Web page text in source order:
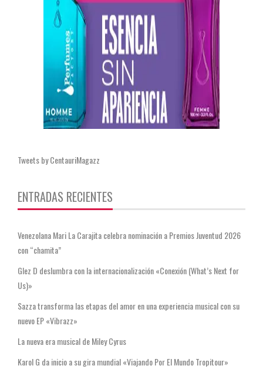
Tweets by CentauriMagazz
ENTRADAS RECIENTES
Venezolana Mari La Carajita celebra nominación a Premios Juventud 2026
con “chamita”
Glez D deslumbra con la internacionalización «Conexión (What’s Next for
Us)»
Sazza transforma las etapas del amor en una experiencia musical con su
nuevo EP «Vibrazz»
La nueva era musical de Miley Cyrus
Karol G da inicio a su gira mundial «Viajando Por El Mundo Tropitour»